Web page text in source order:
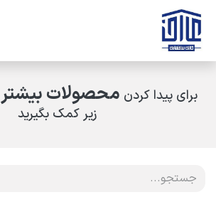
صرف نظر و مشاهده محتوا
برای پیدا کردن محصولات بیشتر
زیر کمک بگیرید